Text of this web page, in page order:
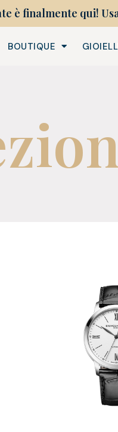
è finalmente qui!
BOUTIQUE